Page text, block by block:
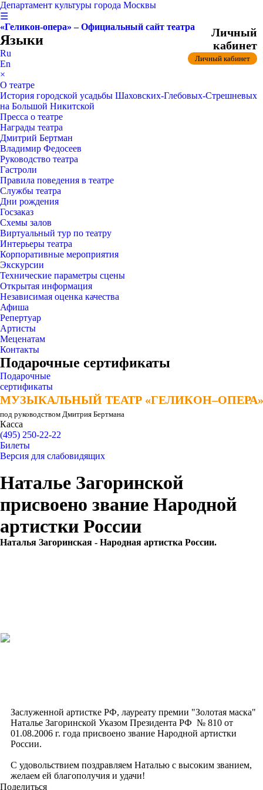
Департамент культуры города Москвы
☰
«Геликон-опера» – Официальный сайт театра
Языки
Ru
En
×
О театре
История городской усадьбы Шаховских-Глебовых-Стрешневых
на Большой Никитской
Пресса о театре
Награды театра
Дмитрий Бертман
Владимир Федосеев
Руководство театра
Гастроли
Правила поведения в театре
Службы театра
Дни рождения
Госзаказ
Схемы залов
Виртуальный тур по театру
Интерьеры театра
Корпоративные мероприятия
Экскурсии
Технические параметры сцены
Открытая информация
Независимая оценка качества
Афиша
Репертуар
Артисты
Меценатам
Контакты
Подарочные сертификаты
Подарочные
сертификаты
МУЗЫКАЛЬНЫЙ ТЕАТР «ГЕЛИКОН–ОПЕРА»
МУЗЫКАЛЬНЫЙ ТЕАТР «ГЕЛИКОН–ОПЕРА»
под руководством Дмитрия Бертмана
Касса
(495) 250-22-22
Личный
кабинет
Личный кабинет
Билеты
Версия для слабовидящих
Наталье Загоринской
присвоено звание Народной
артистки России
Наталья Загоринская - Народная артистка России.
Заслуженной артистке РФ, лауреату премии "Золотая маска"
Наталье Загоринской Указом Президента РФ № 810 от
01.08.2006 г. года присвоено звание Народной артистки
России.
С удовольствием поздравляем Наталью с высоким званием,
желаем ей благополучия и удачи!
Поделиться